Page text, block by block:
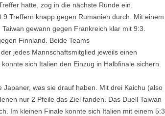
hatte, zog in die nächste Runde ein.
Treffern knapp gegen Rumänien durch. Mit einem
gewann gegen Frankreich klar mit 9:3.
Finnland. Beide Teams
jedes Mannschaftsmitglied jeweils einen
sich Italien den Einzug in Halbfinale sichern.
was sie drauf haben. Mit drei Kaichu (also
nur 2 Pfeile das Ziel fanden. Das Duell Taiwan
Im kleinen Finale konnte sich Italien mit einem 5:3